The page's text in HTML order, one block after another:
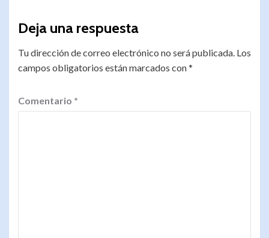
Deja una respuesta
Tu dirección de correo electrónico no será publicada. Los
campos obligatorios están marcados con*
Comentario *